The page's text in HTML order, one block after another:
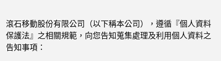
滾石移動股份有限公司（以下稱本公司），遵循『個人資料
保護法』之相關規範，向您告知蒐集處理及利用個人資料之
告知事項：